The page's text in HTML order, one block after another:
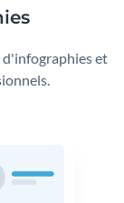
d'infographies et